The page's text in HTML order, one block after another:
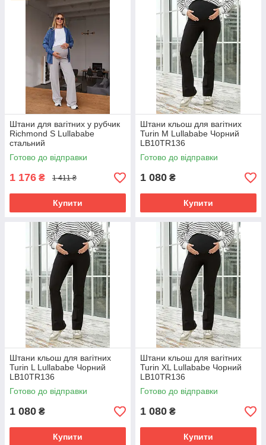
Штани для вагітних у рубчик
Richmond S Lullababe
стальний
Готово до відправки
1 176 ₴ 1 411 ₴
Купити
Штани кльош для вагітних
Turin M Lullababe Чорний
LB10TR136
Готово до відправки
1 080 ₴
Купити
Штани кльош для вагітних
Turin L Lullababe Чорний
LB10TR136
Готово до відправки
1 080 ₴
Купити
Штани кльош для вагітних
Turin XL Lullababe Чорний
LB10TR136
Готово до відправки
1 080 ₴
Купити